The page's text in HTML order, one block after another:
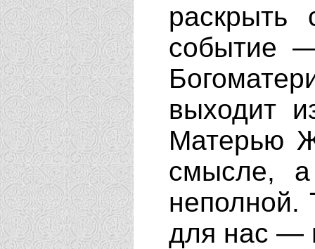
раскрыть
событие
выходит
Матерью
смысле,
неполной.
для нас —